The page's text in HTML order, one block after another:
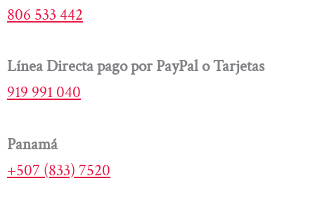
806 533 442
Línea Directa pago por PayPal o Tarjetas
919 991 040
Panamá
+507 (833) 7520